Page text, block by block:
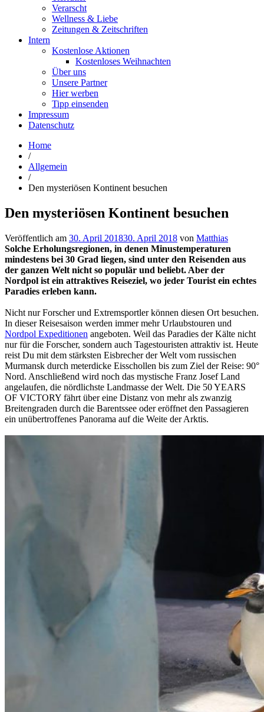
Verarscht
Wellness & Liebe
Zeitungen & Zeitschriften
Intern
Kostenlose Aktionen
Kostenloses Weihnachten
Über uns
Unsere Partner
Hier werben
Tipp einsenden
Impressum
Datenschutz
Home
/
Allgemein
/
Den mysteriösen Kontinent besuchen
Den mysteriösen Kontinent besuchen
Veröffentlich am 30. April 201830. April 2018 von Matthias
Solche Erholungsregionen, in denen Minustemperaturen
mindestens bei 30 Grad liegen, sind unter den Reisenden aus
der ganzen Welt nicht so populär und beliebt. Aber der
Nordpol ist ein attraktives Reiseziel, wo jeder Tourist ein echtes
Paradies erleben kann.
Nicht nur Forscher und Extremsportler können diesen Ort besuchen.
In dieser Reisesaison werden immer mehr Urlaubstouren und
Nordpol Expeditionen angeboten. Weil das Paradies der Kälte nicht
nur für die Forscher, sondern auch Tagestouristen attraktiv ist. Heute
reist Du mit dem stärksten Eisbrecher der Welt vom russischen
Murmansk durch meterdicke Eisschollen bis zum Ziel der Reise: 90°
Nord. Anschließend wird noch das mystische Franz Josef Land
angelaufen, die nördlichste Landmasse der Welt. Die 50 YEARS
OF VICTORY fährt über eine Distanz von mehr als zwanzig
Breitengraden durch die Barentssee oder eröffnet den Passagieren
ein unübertroffenes Panorama auf die Weite der Arktis.